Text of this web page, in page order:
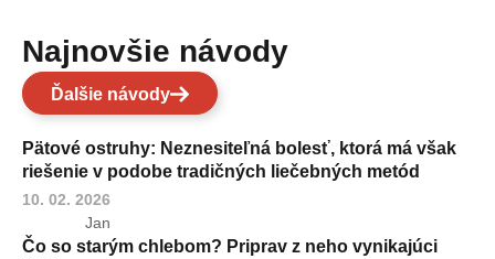
Najnovšie návody
Ďalšie návody
Pätové ostruhy: Neznesiteľná bolesť, ktorá má však
riešenie v podobe tradičných liečebných metód
10. 02. 2026
Jan
Čo so starým chlebom? Priprav z neho vynikajúci